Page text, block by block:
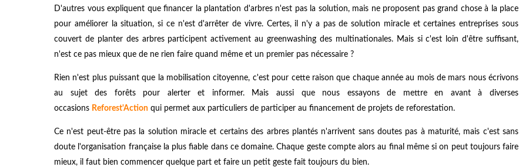
D'autres vous expliquent que financer la plantation d'arbres n'est pas la solution, mais ne proposent pas grand chose à la place
pour améliorer la situation, si ce n'est d'arrêter de vivre. Certes, il n'y a pas de solution miracle et certaines entreprises sous
couvert de planter des arbres participent activement au greenwashing des multinationales. Mais si c'est loin d'être suffisant,
n'est ce pas mieux que de ne rien faire quand même et un premier pas nécessaire ?
Rien n'est plus puissant que la mobilisation citoyenne, c'est pour cette raison que chaque année au mois de mars nous écrivons
au sujet des forêts pour alerter et informer. Mais aussi que nous essayons de mettre en avant à diverses
occasions Reforest'Action qui permet aux particuliers de participer au financement de projets de reforestation.
Ce n'est peut-être pas la solution miracle et certains des arbres plantés n'arrivent sans doutes pas à maturité, mais c'est sans
doute l'organisation française la plus fiable dans ce domaine. Chaque geste compte alors au final même si on peut toujours faire
mieux, il faut bien commencer quelque part et faire un petit geste fait toujours du bien.